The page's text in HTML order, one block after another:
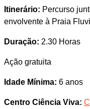
Itinerário: Percurso
envolvente à Praia
Duração: 2.30 Horas
Ação gratuita
Idade Mínima: 6 anos
Centro Ciência Viva: